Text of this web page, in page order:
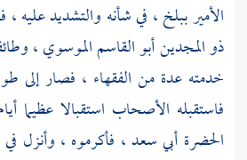
الأميرببلخ، في شأنه والتشديد عليه
ذو المجدين أبو القاسم الموسوي،
خدمته عدة من الفقهاء ، فصار إلى
فاستقبله الأصحاب استقبالا عظيما
الحضرة أبي سعد، فأكرموه ، وأنزل